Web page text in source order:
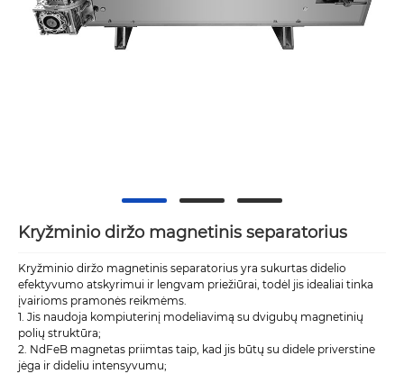
Kryžminio diržo magnetinis separatorius
Kryžminio diržo magnetinis separatorius yra sukurtas didelio
efektyvumo atskyrimui ir lengvam priežiūrai, todėl jis idealiai tinka
įvairioms pramonės reikmėms.
1. Jis naudoja kompiuterinį modeliavimą su dvigubų magnetinių
polių struktūra;
2. NdFeB magnetas priimtas taip, kad jis būtų su didele priverstine
jėga ir dideliu intensyvumu;